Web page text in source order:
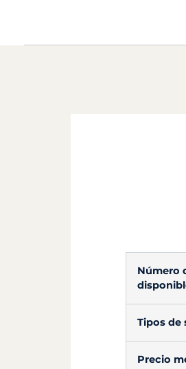
Número
Tipos de
Precio